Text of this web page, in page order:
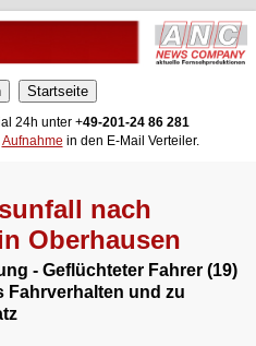
24h unter +49-201-24 86 281
Aufnahme in den E-Mail Verteiler.
nach
Oberhausen
- Geflüchteter Fahrer (19)
Fahrverhalten und zu